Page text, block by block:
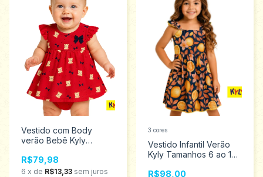
Vestido com Body
verão Bebê Kyly
1001217
R$79,98
6 x de R$13,33 sem juros
Vestido Infantil Verão
Kyly Tamanhos 6 ao 10
R$98,00
3 cores